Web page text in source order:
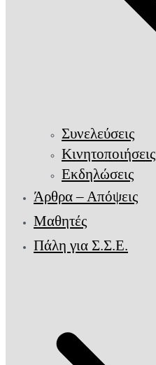
Συνελεύσεις
Κινητοποιήσεις
Εκδηλώσεις
Άρθρα – Απόψεις
Μαθητές
Πάλη για Σ.Σ.Ε.